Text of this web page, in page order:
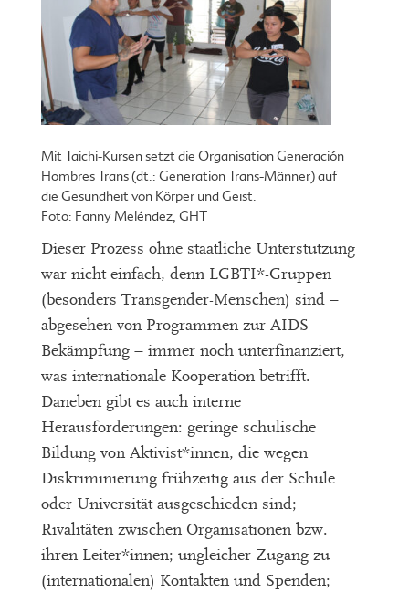
Mit Taichi-Kursen setzt die Organisation Generación
Hombres Trans (dt.: Generation Trans-Männer) auf
die Gesundheit von Körper und Geist.
Foto: Fanny Meléndez, GHT
Dieser Prozess ohne staatliche Unterstützung
war nicht einfach, denn LGBTI*-Gruppen
(besonders Transgender-Menschen) sind –
abgesehen von Programmen zur AIDS-
Bekämpfung – immer noch unterfinanziert,
was internationale Kooperation betrifft.
Daneben gibt es auch interne
Herausforderungen: geringe schulische
Bildung von Aktivist*innen, die wegen
Diskriminierung frühzeitig aus der Schule
oder Universität ausgeschieden sind;
Rivalitäten zwischen Organisationen bzw.
ihren Leiter*innen; ungleicher Zugang zu
(internationalen) Kontakten und Spenden;